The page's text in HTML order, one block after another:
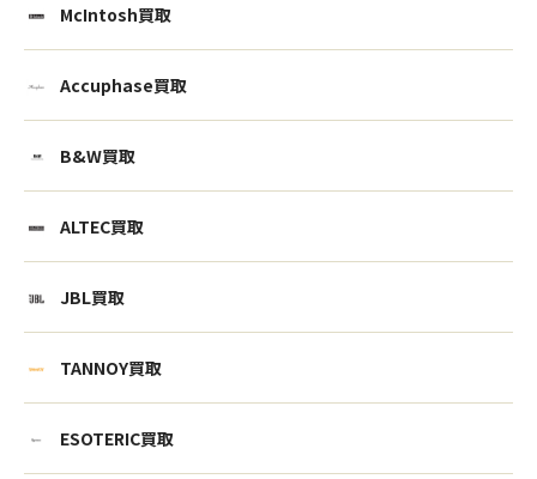
McIntosh買取
Accuphase買取
B&W買取
ALTEC買取
JBL買取
TANNOY買取
ESOTERIC買取